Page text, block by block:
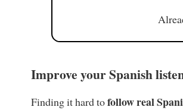
Improve your Spanish
Finding it hard tofollow real